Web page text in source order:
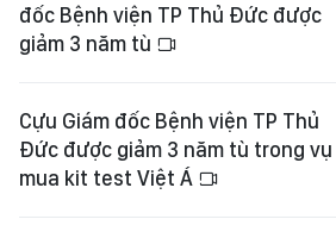
đốc Bệnh viện TP Thủ Đức được
giảm 3 năm tù
Cựu Giám đốc Bệnh viện TP Thủ
Đức được giảm 3 năm tù trong vụ
mua kit test Việt Á